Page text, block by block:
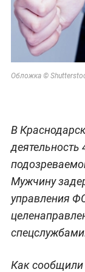
Обложка ©
В
деятельность
Мужчину
управления
Как сообщили